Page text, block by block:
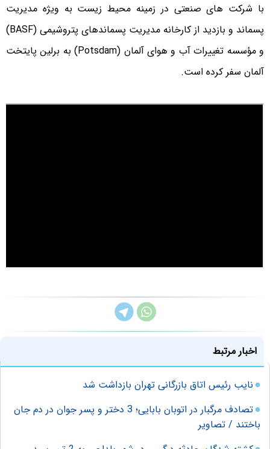
با شرکت های صنعتی در زمینه محیط زیست به ویژه مدیریت
پسماند و بازدید از کارخانه مدیریت پسماندهای پتروشیمی (BASF)
و مؤسسه تغییرات آب و هوای آلمان (Potsdam) به برلین پایتخت
آلمان سفر کرده است.
اخبار مرتبط
نایب رئیس اتاق بازرگانی تهران بازداشت شد
تصادف مرگبار در اتوبان بابایی؛ 3 دختر و پسر جوان در دم جان
باختند / تصاویر